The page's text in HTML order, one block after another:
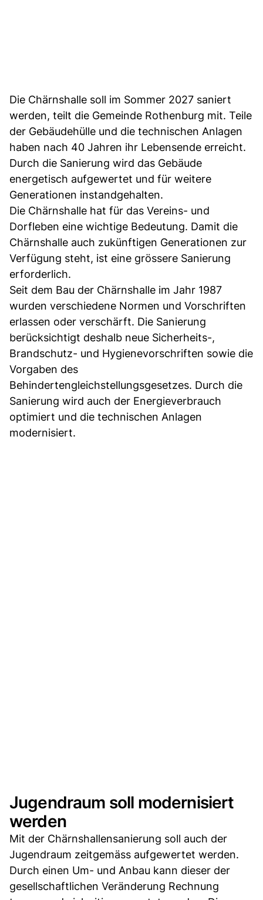
Die Chärnshalle soll im Sommer 2027 saniert
werden, teilt die Gemeinde Rothenburg mit. Teile
der Gebäudehülle und die technischen Anlagen
haben nach 40 Jah­ren ihr Lebensende erreicht.
Durch die Sanierung wird das Ge­bäude
energetisch aufgewertet und für weitere
Generationen instandgehalten.
Die Chärnshalle hat für das Vereins- und
Dorfleben eine wichtige Bedeutung. Damit die
Chärnshalle auch zukünftigen Generati­onen zur
Verfügung steht, ist eine grössere Sanierung
erforderlich.
Seit dem Bau der Chärnshalle im Jahr 1987
wurden verschiedene Normen und Vor­schriften
erlassen oder verschärft. Die Sa­nierung
berücksichtigt deshalb neue Sicher­heits-,
Brandschutz- und Hygienevorschriften sowie die
Vorgaben des
Behindertengleichstellungsgesetzes. Durch die
Sanierung wird auch der Energieverbrauch
optimiert und die technischen Anlagen
modernisiert.
Jugendraum soll modernisiert
werden
Mit der Chärnshallensanierung soll auch der
Jugendraum zeitgemäss aufgewertet werden.
Durch ei­nen Um- und Anbau kann dieser der
gesell­schaftlichen Veränderung Rechnung